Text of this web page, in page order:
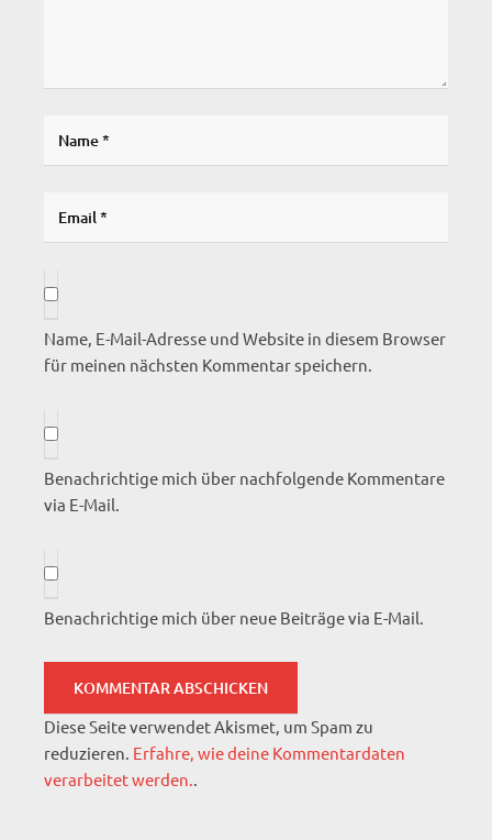
Name, E-Mail-Adresse und Website in diesem Browser
für meinen nächsten Kommentar speichern.
Benachrichtige mich über nachfolgende Kommentare
via E-Mail.
Benachrichtige mich über neue Beiträge via E-Mail.
Diese Seite verwendet Akismet, um Spam zu
reduzieren. Erfahre, wie deine Kommentardaten
verarbeitet werden..